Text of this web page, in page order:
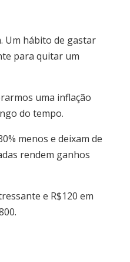
Um hábito de gastar
para quitar um
uma inflação
do tempo.
menos e deixam de
rendem ganhos
e R$120 em